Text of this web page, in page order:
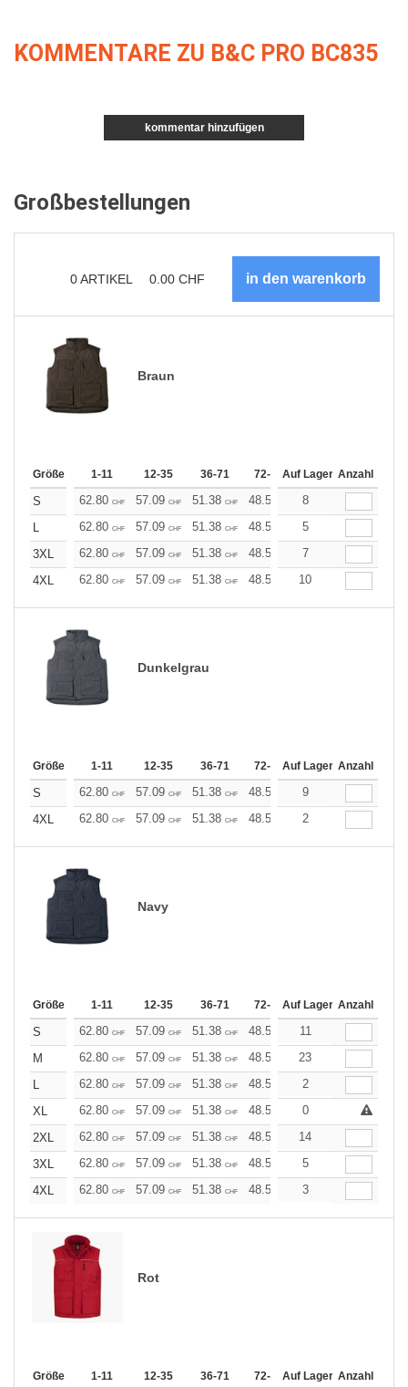
KOMMENTARE ZU B&C PRO BC835
kommentar hinzufügen
Großbestellungen
0ARTIKEL 0.00 CHF
Braun
Größe 1-11 12-35 36-71 72-143 144-287 288 +
Auf Lager Anzahl
S 62.80 CHF 57.09 CHF 51.38 CHF 48.53 45.68
8
L
62.80 CHF 57.09 CHF 51.38 CHF 48.53 45.68
5
3XL
62.80 CHF 57.09 CHF 51.38 CHF 48.53 45.68
7
4XL
62.80 CHF 57.09 CHF 51.38 CHF 48.53 45.68
10
Dunkelgrau
Größe 1-11 12-35 36-71 72-143 144-287 288 +
Auf Lager Anzahl
S 62.80 CHF 57.09 CHF 51.38 CHF 48.53 45.68
9
4XL
62.80 CHF 57.09 CHF 51.38 CHF 48.53 45.68
2
Navy
Größe 1-11 12-35 36-71 72-143 144-287 288 +
Auf Lager Anzahl
S 62.80 CHF 57.09 CHF 51.38 CHF 48.53 45.68
11
M
62.80 CHF 57.09 CHF 51.38 CHF 48.53 45.68
23
L
62.80 CHF 57.09 CHF 51.38 CHF 48.53 45.68
2
XL
62.80 CHF 57.09 CHF 51.38 CHF 48.53 45.68 42.82
0
2XL
62.80 CHF 57.09 CHF 51.38 CHF 48.53 45.68
14
3XL
62.80 CHF 57.09 CHF 51.38 CHF 48.53 45.68
5
4XL
62.80 CHF 57.09 CHF 51.38 CHF 48.53 45.68
3
Rot
Größe 1-11 12-35 36-71 72-143 144-287 288 +
Auf Lager Anzahl